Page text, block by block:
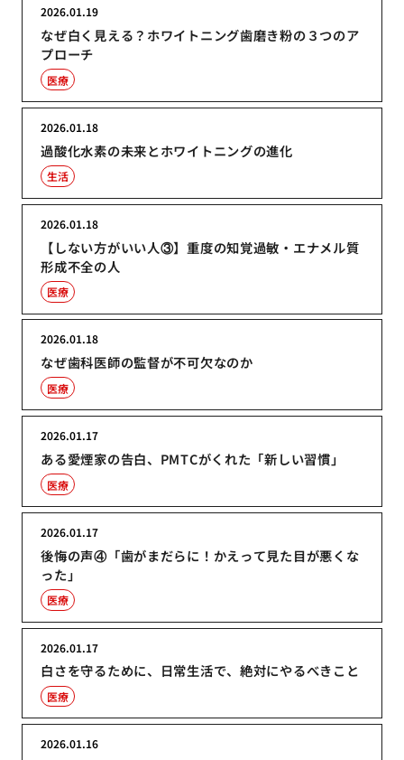
なぜ白く見える？ホワイトニング歯磨き粉の３つのア
プローチ
2026.01.19
医療
過酸化水素の未来とホワイトニングの進化
2026.01.18
生活
【しない方がいい人③】重度の知覚過敏・エナメル質
形成不全の人
2026.01.18
医療
なぜ歯科医師の監督が不可欠なのか
2026.01.18
医療
ある愛煙家の告白、PMTCがくれた「新しい習慣」
2026.01.17
医療
後悔の声④「歯がまだらに！かえって見た目が悪くな
った」
2026.01.17
医療
白さを守るために、日常生活で、絶対にやるべきこと
2026.01.17
医療
2026.01.16